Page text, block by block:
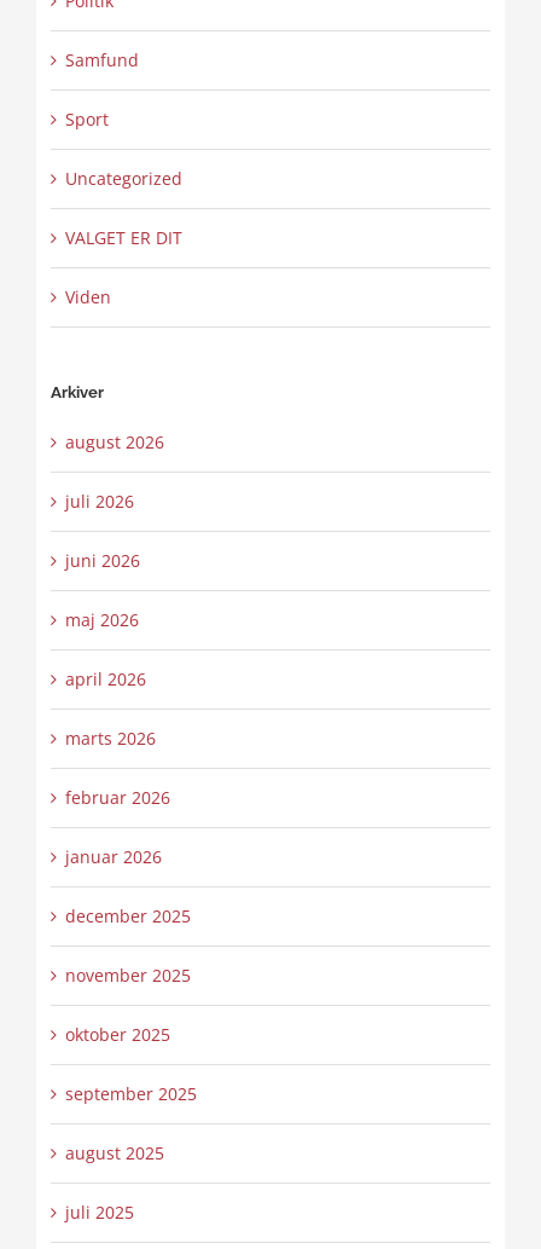
Samfund
Sport
Uncategorized
VALGET ER DIT
Viden
Arkiver
august 2026
juli 2026
juni 2026
maj 2026
april 2026
marts 2026
februar 2026
januar 2026
december 2025
november 2025
oktober 2025
september 2025
august 2025
juli 2025